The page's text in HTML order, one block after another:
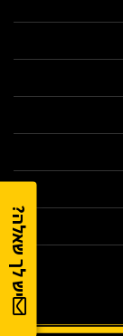
יש לך שאלה?